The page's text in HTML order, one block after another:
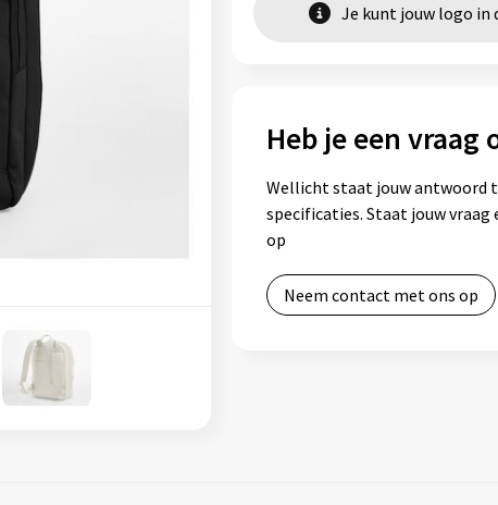
Je kunt jouw logo in
Heb je een
Wellicht staat jouw antwoord
specificaties. Staat jouw
op
Neem contact met ons op